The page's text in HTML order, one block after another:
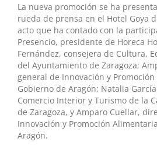
La nueva promoción se ha
rueda de prensa en el Hotel Goya
acto que ha contado con la
Presencio, presidente de Horeca
Fernández, consejera de Cultura,
del Ayuntamiento de Zaragoza;
general de Innovación y
Gobierno de Aragón; Natalia
Comercio Interior y Turismo de la
de Zaragoza, y Amparo Cuellar,
Innovación y Promoción
Aragón.